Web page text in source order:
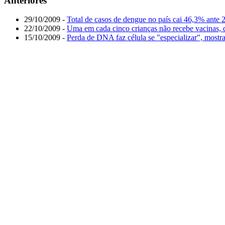
29/10/2009 - Total de casos de dengue no país cai 46,3% ante
22/10/2009 - Uma em cada cinco crianças não recebe vacinas,
15/10/2009 - Perda de DNA faz célula se "especializar",